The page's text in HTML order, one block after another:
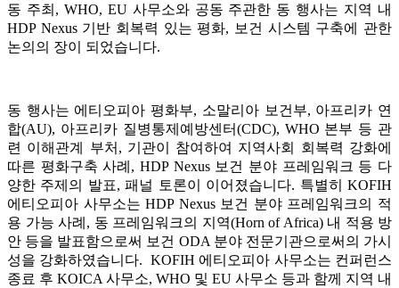
동 주최, WHO, EU 사무소와 공동 주관한 동 행사는 지역 내
HDP Nexus 기반 회복력 있는 평화, 보건 시스템 구축에 관한
논의의 장이 되었습니다.
동 행사는 에티오피아 평화부, 소말리아 보건부, 아프리카 연
합(AU), 아프리카 질병통제예방센터(CDC), WHO 본부 등 관
련 이해관계 부처, 기관이 참여하여 지역사회 회복력 강화에
따른 평화구축 사례, HDP Nexus 보건 분야 프레임워크 등 다
양한 주제의 발표, 패널 토론이 이어졌습니다. 특별히 KOFIH
에티오피아 사무소는 HDP Nexus 보건 분야 프레임워크의 적
용 가능 사례, 동 프레임워크의 지역(Horn of Africa) 내 적용 방
안 등을 발표함으로써 보건 ODA 분야 전문기관으로써의 가시
성을 강화하였습니다. KOFIH 에티오피아 사무소는 컨퍼런스
종료 후 KOICA 사무소, WHO 및 EU 사무소 등과 함께 지역 내